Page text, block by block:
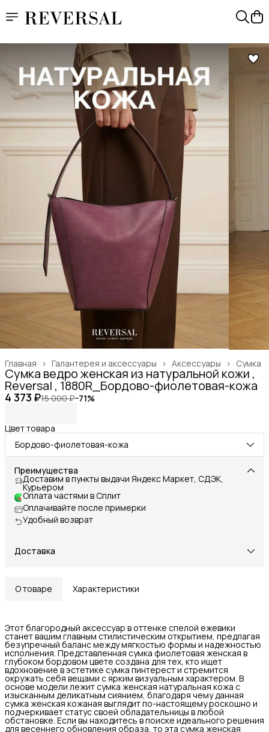
Сумка
Аксессуары ›
Галантерея и аксессуары ›
Главная ›
Сумка ведро женская из натуральной кожи ,
Reversal , 1880R_Бордово-фиолетовая-кожа
4 373 ₽15 000 ₽−71%
Цвет товара
Бордово-фиолетовая-кожа
Преимущества
Доставим в пункты выдачи Яндекс Маркет, СДЭК,
Курьером
Оплата частями в Сплит
Оплачивайте после примерки
Удобный возврат
Доставка
О товаре Характеристики
Этот благородный аксессуар в оттенке спелой ежевики
станет вашим главным стилистическим открытием, предлагая
безупречный баланс между мягкостью формы и надежностью
исполнения. Представленная сумка фиолетовая женская в
глубоком бордовом цвете создана для тех, кто ищет
вдохновение в эстетике сумка пинтерест и стремится
окружать себя вещами с ярким визуальным характером. В
основе модели лежит сумка женская натуральная кожа с
изысканным деликатным сиянием, благодаря чему данная
сумка женская кожаная выглядит по-настоящему роскошно и
подчеркивает статус своей обладательницы в любой
обстановке. Если вы находитесь в поиске идеального решения
для весеннего обновления образа, то эта сумка женская